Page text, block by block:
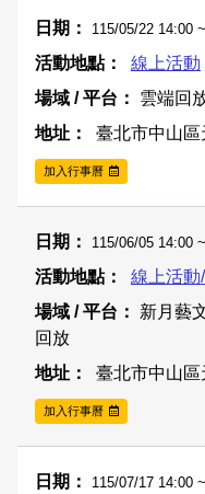
115/05/22 14:00
線上活動
雲端回
臺北市中山
加入行事曆
115/06/05 14:00
線上活動
新月藝
回放
臺北市中山
加入行事曆
115/07/17 14:00